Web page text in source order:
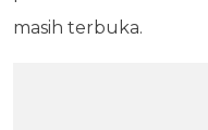
masih terbuka.